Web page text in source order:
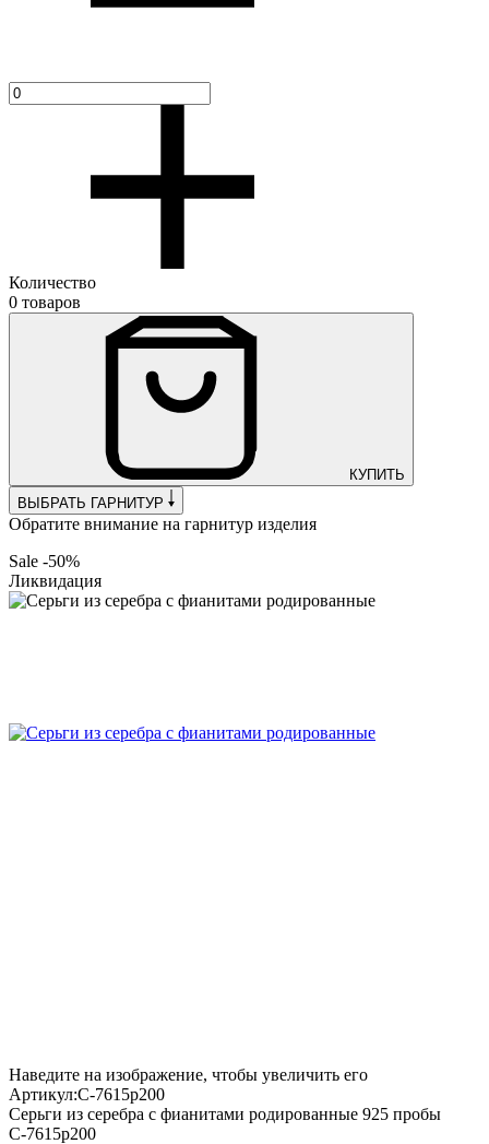
Количество
0 товаров
КУПИТЬ
ВЫБРАТЬ ГАРНИТУР
Обратите внимание на гарнитур изделия
Sale -50%
Ликвидация
Наведите на изображение, чтобы увеличить его
Артикул:С-7615р200
Серьги из серебра с фианитами родированные 925 пробы
С-7615р200